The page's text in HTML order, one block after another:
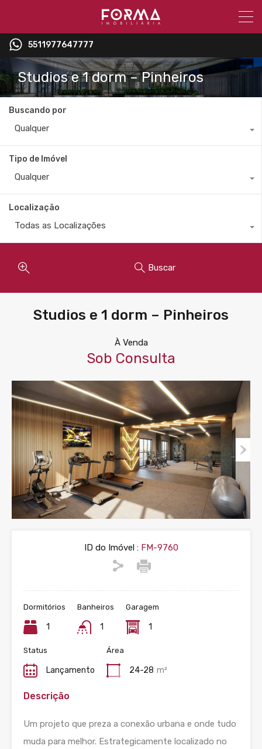
5511977647777
Studios e 1 dorm – Pinheiros
Buscando por
Qualquer
Tipo de Imóvel
Qualquer
Localização
Todas as Localizações
Buscar
Studios e 1 dorm – Pinheiros
À Venda
Sob Consulta
ID do Imóvel :FM-9760
Dormitórios
1
Banheiros
1
Garagem
1
Status
Lançamento
Área
24-28 m²
Descrição
Um projeto que preza a conexão urbana e onde tudo
muda para melhor. Estrategicamente localizado no